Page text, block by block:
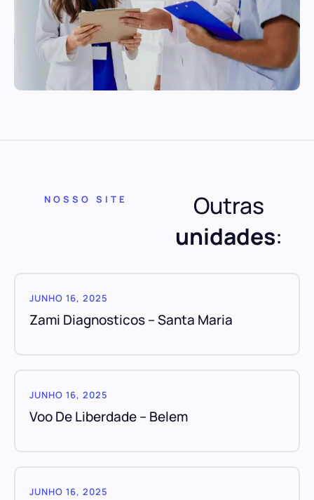
NOSSO SITE
Outras
unidades:
JUNHO 16, 2025
Zami Diagnosticos – Santa Maria
JUNHO 16, 2025
Voo De Liberdade – Belem
JUNHO 16, 2025